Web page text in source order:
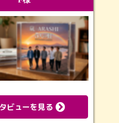
ビューを見る